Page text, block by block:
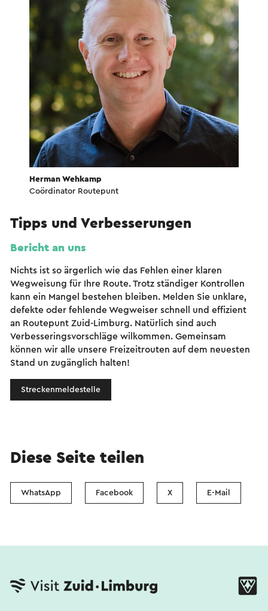
Herman Wehkamp
Coördinator Routepunt
Tipps und Verbesserungen
Bericht an uns
Nichts ist so ärgerlich wie das Fehlen einer klaren
Wegweisung für Ihre Route. Trotz ständiger Kontrollen
kann ein Mangel bestehen bleiben. Melden Sie unklare,
defekte oder fehlende Wegweiser schnell und effizient
an Routepunt Zuid-Limburg. Natürlich sind auch
Verbesseringsvorschläge wilkommen. Gemeinsam
können wir alle unsere Freizeitrouten auf dem neuesten
Stand un zugänglich halten!
Streckenmeldestelle
Diese Seite teilen
WhatsApp Facebook X E-Mail